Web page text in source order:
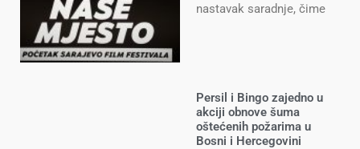
nastavak saradnje, čime
Persil i Bingo zajedno u
akciji obnove šuma
oštećenih požarima u
Bosni i Hercegovini